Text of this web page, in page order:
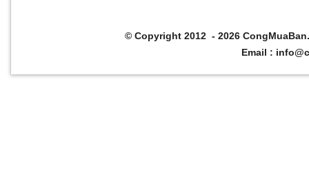
© Copyright 2012 - 2026
Email :